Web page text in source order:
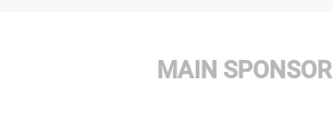
MAIN SPONSOR